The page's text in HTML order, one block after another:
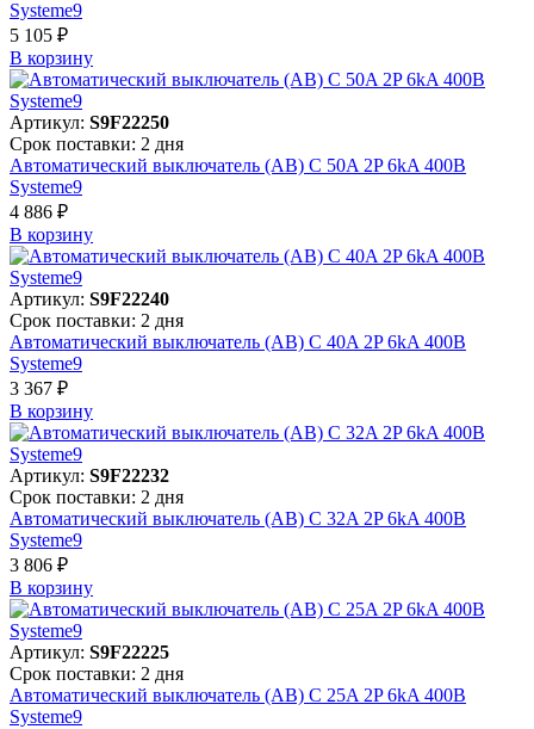
Systeme9
5 105 ₽
В корзинy
Артикул: S9F22250
Срок поставки: 2 дня
Автоматический выключатель (АВ) C 50A 2P 6kA 400В
Systeme9
4 886 ₽
В корзинy
Артикул: S9F22240
Срок поставки: 2 дня
Автоматический выключатель (АВ) C 40A 2P 6kA 400В
Systeme9
3 367 ₽
В корзинy
Артикул: S9F22232
Срок поставки: 2 дня
Автоматический выключатель (АВ) C 32A 2P 6kA 400В
Systeme9
3 806 ₽
В корзинy
Артикул: S9F22225
Срок поставки: 2 дня
Автоматический выключатель (АВ) C 25A 2P 6kA 400В
Systeme9